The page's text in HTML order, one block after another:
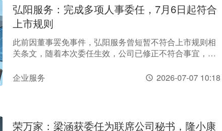
弘阳服务：完成多项人事委任，7月6日起符合
上市规则
此前因董事罢免事件，弘阳服务曾短暂不符合上市规则相
关条文，随着本次委任生效，公司已修正不符合事宜，现
企业服务
2026-07-07 10:18
荣万家：梁涵获委任为联席公司秘书，隆小康